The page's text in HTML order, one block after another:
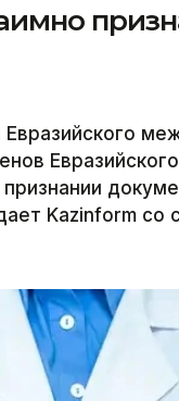
Kazinform со